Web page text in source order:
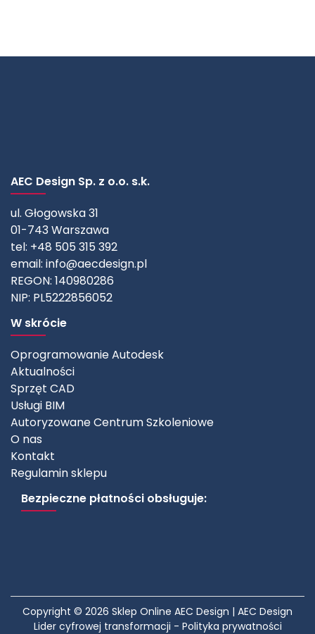
AEC Design Sp. z o.o. s.k.
ul. Głogowska 31
01-743 Warszawa
tel: +48 505 315 392
email: info@aecdesign.pl
REGON: 140980286
NIP: PL5222856052
W skrócie
Oprogramowanie Autodesk
Aktualności
Sprzęt CAD
Usługi BIM
Autoryzowane Centrum Szkoleniowe
O nas
Kontakt
Regulamin sklepu
Bezpieczne płatności obsługuje:
Copyright © 2026 Sklep Online AEC Design | AEC Design
Lider cyfrowej transformacji - Polityka prywatności